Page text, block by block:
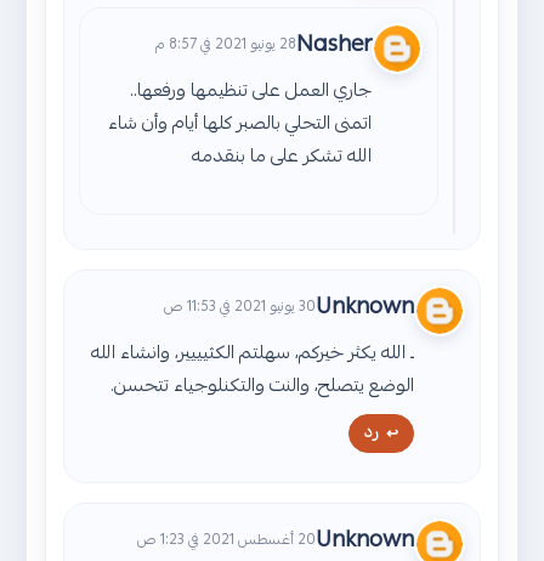
Nasher28 يونيو 2021 في 8:57 م
جاري العمل على تنظيمها ورفعها..
اتمنى التحلي بالصبر كلها أيام وأن شاء
الله تشكر على ما بنقدمه
Unknown30 يونيو 2021 في 11:53 ص
ـ الله يكثر خيركم، سهلتم الكثيييير، وانشاء الله
الوضع يتصلح، والنت والتكنلوجياء تتحسن.
رد
Unknown20 أغسطس 2021 في 1:23 ص